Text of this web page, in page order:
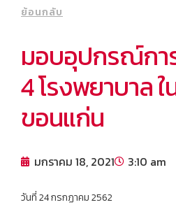
ย้อนกลับ
มอบอุปกรณ์กา
4 โรงพยาบาล
ขอนแก่น
มกราคม 18, 2021 3:10 am
วันที่ 24 กรกฏาคม 2562